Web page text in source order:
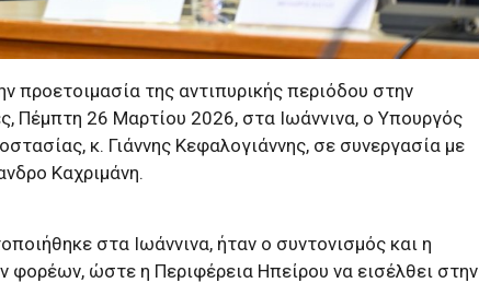
προετοιμασία της αντιπυρικής περιόδου στην
Πέμπτη 26 Μαρτίου 2026, στα Ιωάννινα, ο Υπουργός
κ. Γιάννης Κεφαλογιάννης, σε συνεργασία με
Καχριμάνη.
στα Ιωάννινα, ήταν ο συντονισμός και η
ώστε η Περιφέρεια Ηπείρου να εισέλθει στην